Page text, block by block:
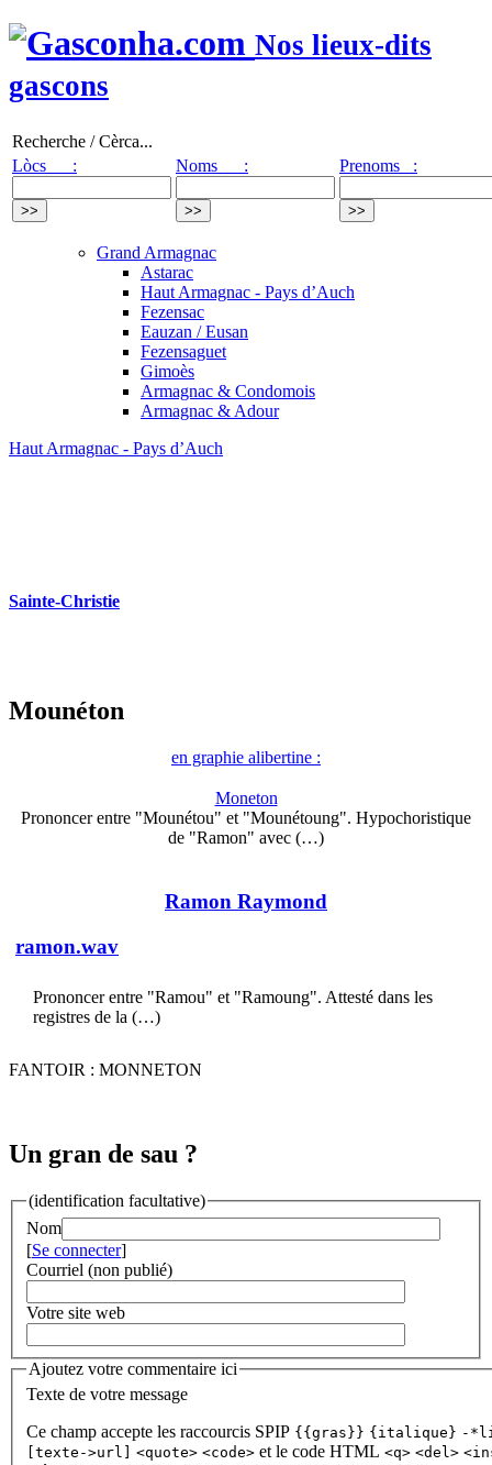
Nos lieux-dits
gascons
Recherche / Cèrca...
Lòcs :
Noms : Prenoms :
Grand Armagnac
Astarac
Haut Armagnac - Pays d’Auch
Fezensac
Eauzan / Eusan
Fezensaguet
Gimoès
Armagnac & Condomois
Armagnac & Adour
Haut Armagnac - Pays d’Auch
Sainte-Christie
Mounéton
en graphie alibertine :
Moneton
Prononcer entre "Mounétou" et "Mounétoung". Hypochoristique
de "Ramon" avec (…)
Ramon Raymond
ramon.wav
Prononcer entre "Ramou" et "Ramoung". Attesté dans les
registres de la (…)
FANTOIR : MONNETON
Un gran de sau ?
(identification facultative)
Nom
[Se connecter]
Courriel (non publié)
Votre site web
Ajoutez votre commentaire ici
Texte de votre message
Ce champ accepte les raccourcis SPIP {{gras}} {italique} -
[texte->url]
<quote> <code> et le code HTML <q> <del>